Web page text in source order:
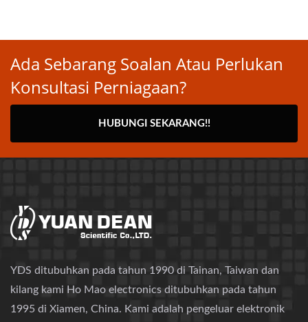
Ada Sebarang Soalan Atau Perlukan
Konsultasi Perniagaan?
HUBUNGI SEKARANG!!
YDS ditubuhkan pada tahun 1990 di Tainan, Taiwan dan
kilang kami Ho Mao electronics ditubuhkan pada tahun
1995 di Xiamen, China. Kami adalah pengeluar elektronik